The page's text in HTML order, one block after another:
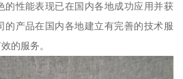
的性能表现已在国内各地成功应用并获
的产品在国内各地建立有完善的技术服
的服务。